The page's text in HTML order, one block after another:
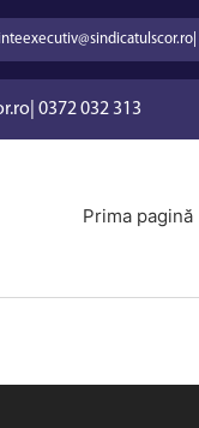
|
0372 032 313
Prima pagină